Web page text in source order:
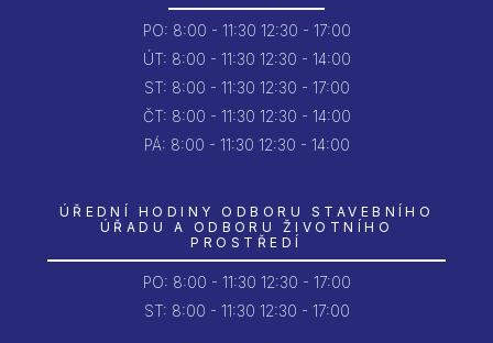
PO: 8:00 - 11:30 12:30 - 17:00
ÚT: 8:00 - 11:30 12:30 - 14:00
ST: 8:00 - 11:30 12:30 - 17:00
ČT: 8:00 - 11:30 12:30 - 14:00
PÁ: 8:00 - 11:30 12:30 - 14:00
ÚŘEDNÍ HODINY ODBORU STAVEBNÍHO
ÚŘADU A ODBORU ŽIVOTNÍHO
PROSTŘEDÍ
PO: 8:00 - 11:30 12:30 - 17:00
ST: 8:00 - 11:30 12:30 - 17:00